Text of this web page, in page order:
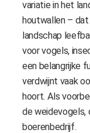
variatie in het
houtwallen –
landschap
voor vogels,
een belangrijke
verdwijnt vaak
hoort. Als
de weidevogels,
boerenbedrijf.